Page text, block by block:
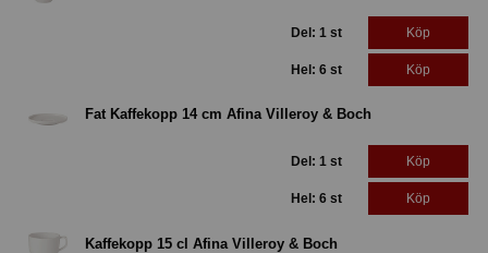
Del: 1 st Köp
Hel: 6 st Köp
Fat Kaffekopp 14 cm Afina Villeroy & Boch
Del: 1 st Köp
Hel: 6 st Köp
Kaffekopp 15 cl Afina Villeroy & Boch